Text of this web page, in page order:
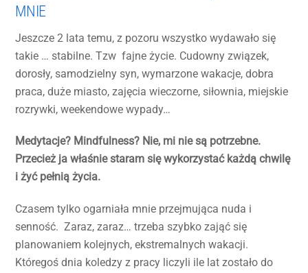
MNIE
Jeszcze 2 lata temu, z pozoru wszystko wydawało się
takie … stabilne. Tzw fajne życie. Cudowny związek,
dorosły, samodzielny syn, wymarzone wakacje, dobra
praca, duże miasto, zajęcia wieczorne, siłownia, miejskie
rozrywki, weekendowe wypady…
Medytacje? Mindfulness? Nie, mi nie są potrzebne.
Przecież ja właśnie staram się wykorzystać każdą chwilę
i żyć pełnią życia.
Czasem tylko ogarniała mnie przejmująca nuda i
senność. Zaraz, zaraz… trzeba szybko zająć się
planowaniem kolejnych, ekstremalnych wakacji.
Któregoś dnia koledzy z pracy liczyli ile lat zostało do